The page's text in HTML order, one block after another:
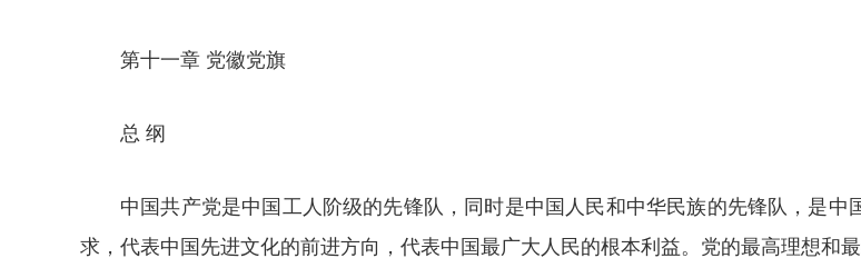
第十一章 党徽党旗
总 纲
中国共产党是中国工人阶级的先锋队，同时是中国人民和中华民族的先锋队，是
求，代表中国先进文化的前进方向，代表中国最广大人民的根本利益。党的最高理想和最